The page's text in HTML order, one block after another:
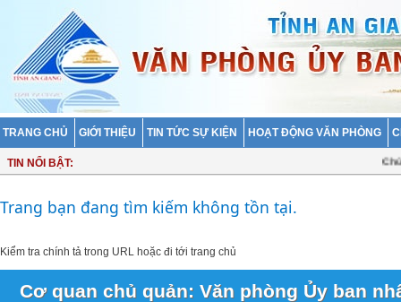
TRANG CHỦ GIỚI THIỆU TIN TỨC SỰ KIỆN HOẠT ĐỘNG VĂN PHÒNG
TIN NỔI BẬT: Chủ
Trang bạn đang tìm kiếm không tồn tại.
Kiểm tra chính tả trong URL hoặc đi tới trang chủ
Cơ quan chủ quản: Văn phòng Ủy ban